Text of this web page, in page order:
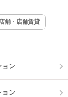
舗・店舗賃貸
ョン
ョン